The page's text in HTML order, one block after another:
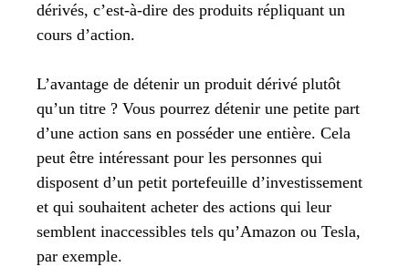
dérivés, c’est-à-dire des produits répliquant un
cours d’action.
L’avantage de détenir un produit dérivé plutôt
qu’un titre ? Vous pourrez détenir une petite part
d’une action sans en posséder une entière. Cela
peut être intéressant pour les personnes qui
disposent d’un petit portefeuille d’investissement
et qui souhaitent acheter des actions qui leur
semblent inaccessibles tels qu’Amazon ou Tesla,
par exemple.